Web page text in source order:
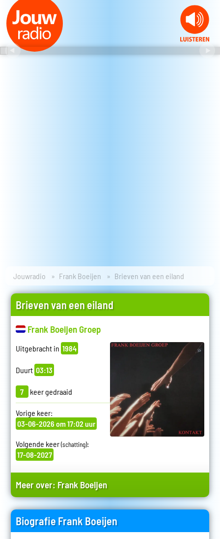
Jouwradio Frank Boeijen Brieven van een eiland
Brieven van een eiland
Frank Boeijen Groep
Uitgebracht in 1984
Duurt 03:13
7 keer gedraaid
Vorige keer:
03-06-2026 om 17:02 uur
Volgende keer(schatting):
17-08-2027
Meer over: Frank Boeijen
Biografie Frank Boeijen